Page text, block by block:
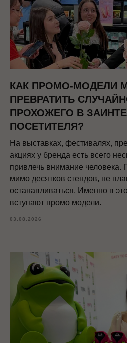
КАК ПРОМО-МОДЕЛИ
ПРЕВРАТИТЬ
ПРОХОЖЕГО В
ПОСЕТИТЕЛЯ?
На выставках, фестивалях,
акциях у бренда есть всего
привлечь внимание человека.
мимо десятков стендов, не
останавливаться. Именно в
вступают промо модели.
03.08.2026